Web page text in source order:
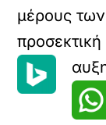
μέρους